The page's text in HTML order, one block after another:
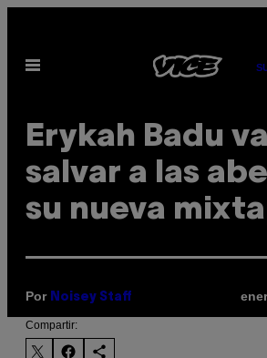
contenido
Abrir
Erykah Badu
salvar a las
su nueva
Por Noisey Staff
Compartir: